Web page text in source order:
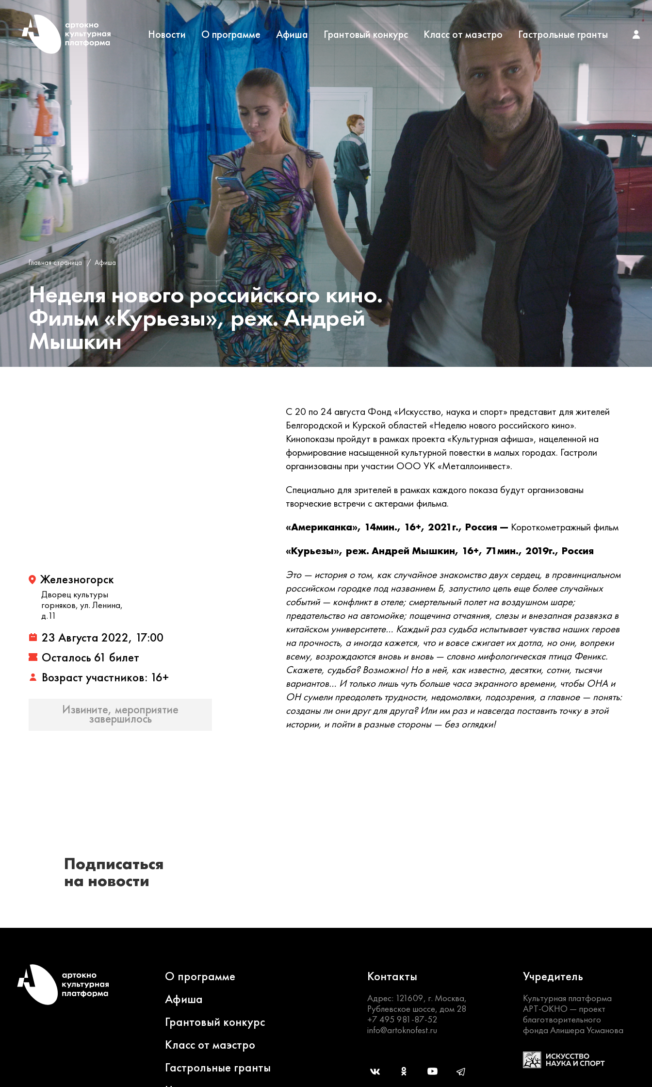
Новости О программе Афиша Грантовый конкурс Класс от маэстро Гастрольные гранты
Главная страница / Афиша
Неделя нового российского кино.
Фильм «Курьезы», реж. Андрей
Мышкин
Железногорск
Дворец культуры
горняков, ул. Ленина,
д.11
23 Августа 2022, 17:00
Осталось 61 билет
Возраст участников: 16+
Извините, мероприятие
завершилось
С 20 по 24 августа Фонд «Искусство, наука и спорт» представит для жителей
Белгородской и Курской областей «Неделю нового российского кино».
Кинопоказы пройдут в рамках проекта «Культурная афиша», нацеленной на
формирование насыщенной культурной повестки в малых городах. Гастроли
организованы при участии ООО УК «Металлоинвест».
Специально для зрителей в рамках каждого показа будут организованы
творческие встречи с актерами фильма.
«Американка», 14мин., 16+, 2021г., Россия — Короткометражный фильм
«Курьезы», реж. Андрей Мышкин, 16+, 71мин., 2019г., Россия
Это — история о том, как случайное знакомство двух сердец, в провинциальном
российском городке под названием Б, запустило цепь еще более случайных
событий — конфликт в отеле; смертельный полет на воздушном шаре;
предательство на автомойке; пощечина отчаяния, слезы и внезапная развязка в
китайском университете… Каждый раз судьба испытывает чувства наших героев
на прочность, а иногда кажется, что и вовсе сжигает их дотла, но они, вопреки
всему, возрождаются вновь и вновь — словно мифологическая птица Феникс.
Скажете, судьба? Возможно! Но в ней, как известно, десятки, сотни, тысячи
вариантов… И только лишь чуть больше часа экранного времени, чтобы ОНА и
ОН сумели преодолеть трудности, недомолвки, подозрения, а главное — понять:
созданы ли они друг для друга? Или им раз и навсегда поставить точку в этой
истории, и пойти в разные стороны — без оглядки!
Подписаться
на новости
О программе
Афиша
Грантовый конкурс
Класс от маэстро
Гастрольные гранты
Контакты
Адрес: 121609, г. Москва,
Рублевское шоссе, дом 28
+7 495 981-87-52
info@artoknofest.ru
Учредитель
Культурная платформа
АРТ-ОКНО — проект
благотворительного
фонда Алишера Усманова